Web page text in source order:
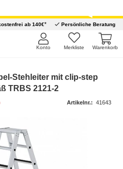
ab 140€* Persönliche Beratung
Warenkorb
Merkliste
Konto
Stehleiter mit clip-step
TRBS 2121-2
Artikelnr.: 41643